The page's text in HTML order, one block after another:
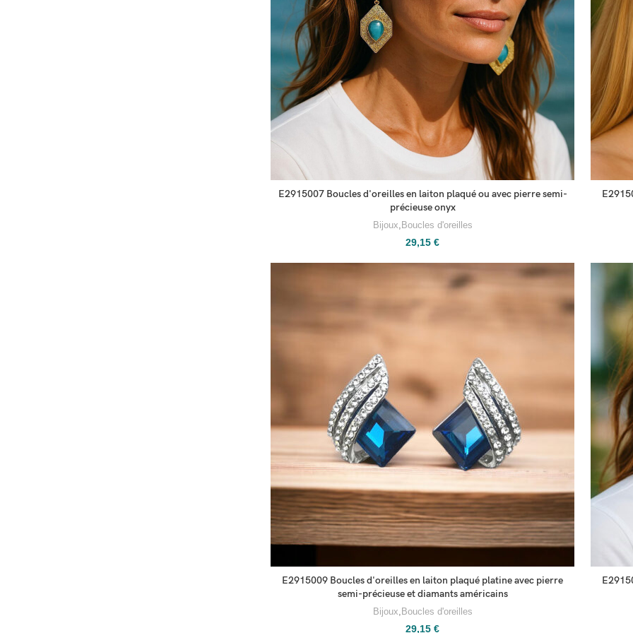
E2915007 Boucles d'oreilles en laiton plaqué ou avec pierre semi-
précieuse onyx
Bijoux, Boucles d'oreilles
29,15€
E2915009 Boucles d'oreilles en laiton plaqué platine avec pierre
semi-précieuse et diamants américains
Bijoux, Boucles d'oreilles
29,15€